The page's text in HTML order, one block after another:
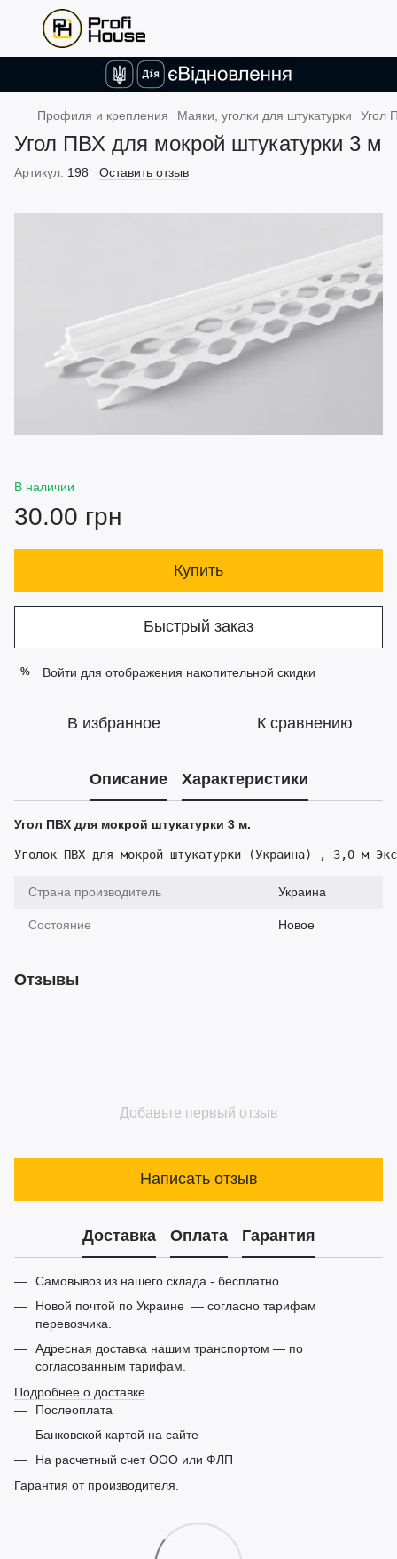
Профиля и крепления Маяки, уголки для штукатурки Угол
Угол ПВХ для мокрой штукатурки 3 м
Артикул: 198 Оставить отзыв
В наличии
30.00 грн
Купить
Быстрый заказ
% Войти для отображения накопительной скидки
В избранное К сравнению
Описание Характеристики
Угол ПВХ для мокрой штукатурки 3 м.
Уголок ПВХ для мокрой штукатурки (Украина) , 3,0 м
Страна производитель Украина
Состояние Новое
Отзывы
Добавьте первый отзыв
Написать отзыв
Доставка Оплата Гарантия
Самовывоз из нашего склада - бесплатно.
Новой почтой по Украине — согласно тарифам
перевозчика.
Адресная доставка нашим транспортом — по
согласованным тарифам.
Подробнее о доставке
Послеоплата
Банковской картой на сайте
На расчетный счет ООО или ФЛП
Гарантия от производителя.